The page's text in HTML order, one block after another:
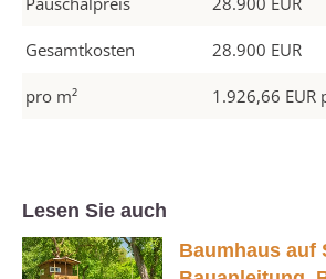
Gesamtkosten 28.900 EUR
pro m² 1.926,66 EUR
Lesen Sie auch
Baumhaus auf